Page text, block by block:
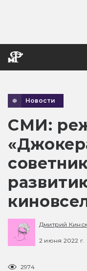
Новости
СМИ:
Дмитрий
2 июня 2022 г.
2974